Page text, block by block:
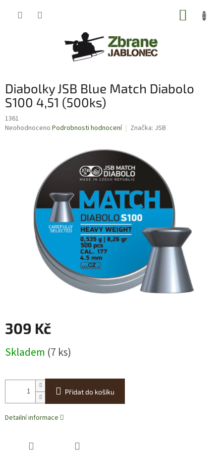
Diabolky JSB Blue Match Diabolo
S100 4,51 (500ks)
1361
Průměrné
hvězdiček.
Neohodnoceno Podrobnosti hodnocení Značka: JSB
309 Kč
cena:
Skladem (7 ks)
Přidat do košíku
Detailní informace